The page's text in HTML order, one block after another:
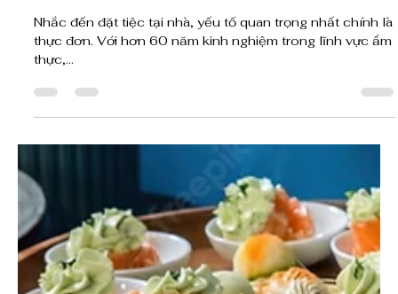
KHI KHÔNG PHẢI LO TOAN BẾP
NÚC
Nhắc đến đặt tiệc tại nhà, yếu tố quan trọng nhất chính là
thực đơn. Với hơn 60 năm kinh nghiệm trong lĩnh vực ẩm